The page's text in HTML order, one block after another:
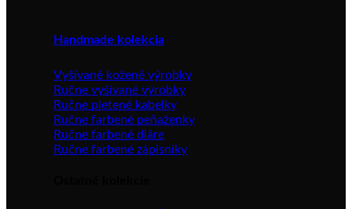
Handmade kolekcia
Vyšívané kožené výrobky
Ručne vyšívané výrobky
Ručne pletené kabelky
Ručne farbené peňaženky
Ručne farbené diáre
Ručne farbené zápisníky